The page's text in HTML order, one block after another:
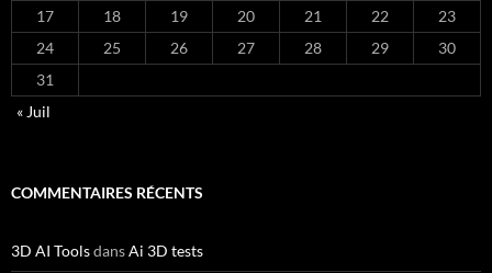
17
18 19 20 21 22
23
24
25 26 27 28 29
30
31
« Juil
COMMENTAIRES RÉCENTS
3D AI ToolsdansAi 3D tests